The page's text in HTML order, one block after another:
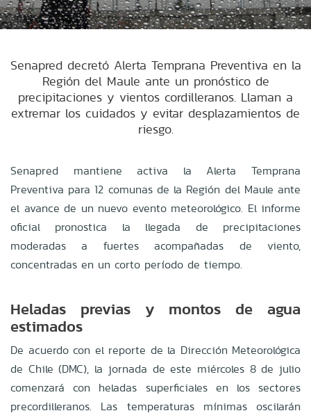
Senapred decretó Alerta Temprana Preventiva en la
Región del Maule ante un pronóstico de
precipitaciones y vientos cordilleranos. Llaman a
extremar los cuidados y evitar desplazamientos de
riesgo.
Senapred mantiene activa la Alerta Temprana
Preventiva para 12 comunas de la Región del Maule ante
el avance de un nuevo evento meteorológico. El informe
oficial pronostica la llegada de precipitaciones
moderadas a fuertes acompañadas de viento,
concentradas en un corto período de tiempo.
Heladas previas y montos de agua
estimados
De acuerdo con el reporte de la Dirección Meteorológica
de Chile (DMC), la jornada de este miércoles 8 de julio
comenzará con heladas superficiales en los sectores
precordilleranos. Las temperaturas mínimas oscilarán